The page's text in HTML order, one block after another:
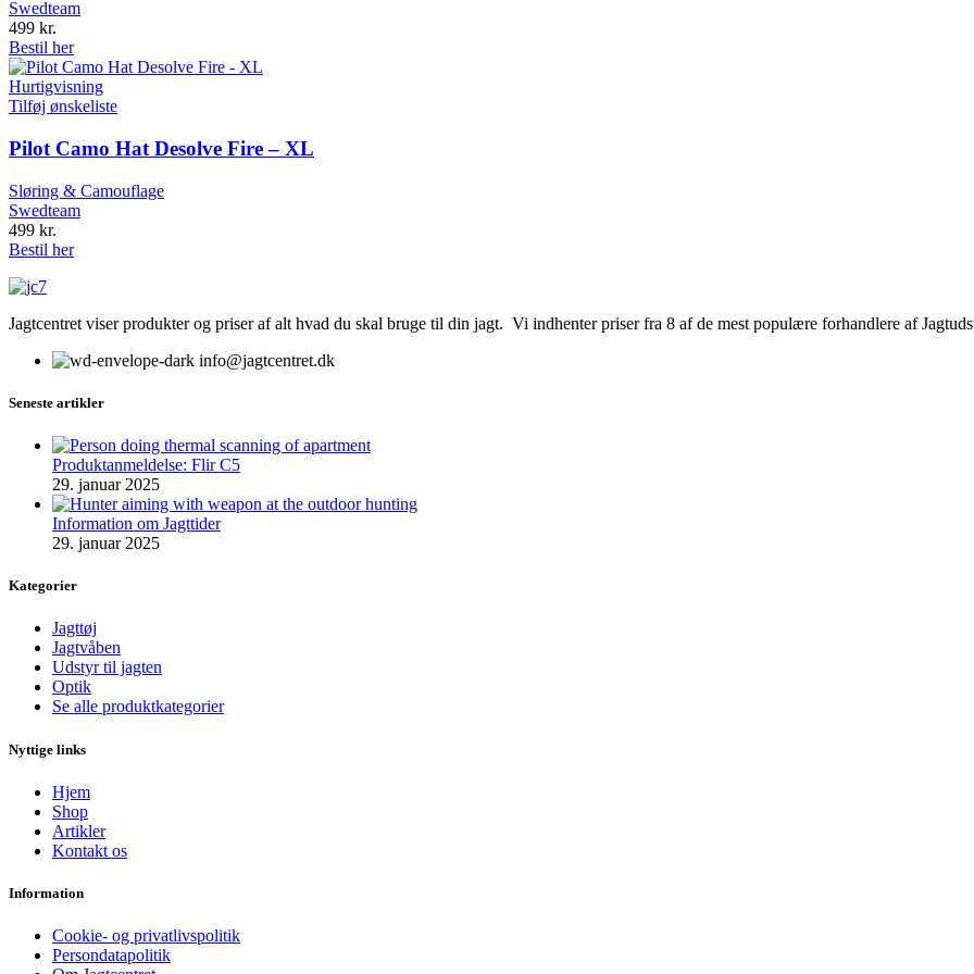
Swedteam
499 kr.
Bestil her
Hurtigvisning
Tilføj ønskeliste
Pilot Camo Hat Desolve Fire – XL
Sløring & Camouflage
Swedteam
499 kr.
Bestil her
Jagtcentret viser produkter og priser af alt hvad du skal bruge til din jagt. Vi indhenter priser fra 8 af de mest populære forhandlere af
info@jagtcentret.dk
Seneste artikler
Produktanmeldelse: Flir C5
29. januar 2025
Information om Jagttider
29. januar 2025
Kategorier
Jagttøj
Jagtvåben
Udstyr til jagten
Optik
Se alle produktkategorier
Nyttige links
Hjem
Shop
Artikler
Kontakt os
Information
Cookie- og privatlivspolitik
Persondatapolitik